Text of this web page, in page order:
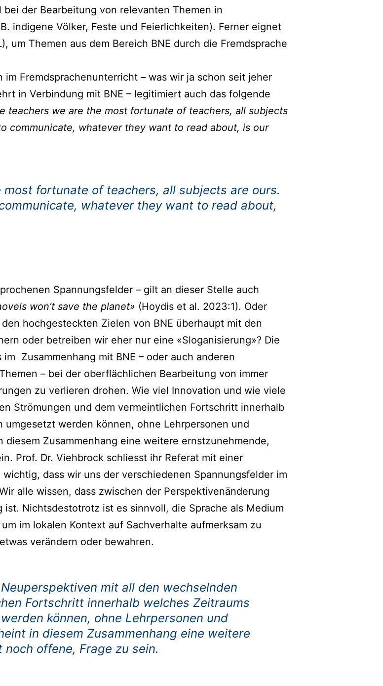
der Bearbeitung von relevanten Themen in
indigene Völker, Feste und Feierlichkeiten). Ferner eignet
um Themen aus dem Bereich BNE durch die Fremdsprache
Fremdsprachenunterricht – was wir ja schon seit jeher
in Verbindung mit BNE – legitimiert auch das folgende
teachers we are the most fortunate of teachers, all subjects
communicate, whatever they want to read about, is our
fortunate of teachers, all subjects are ours.
whatever they want to read about,
Spannungsfelder – gilt an dieser Stelle auch
won’t save the planet» (Hoydis et al. 2023:1). Oder
hochgesteckten Zielen von BNE überhaupt mit den
oder betreiben wir eher nur eine «Sloganisierung»? Die
Zusammenhang mit BNE – oder auch anderen
– bei der oberflächlichen Bearbeitung von immer
zu verlieren drohen. Wie viel Innovation und wie viele
Strömungen und dem vermeintlichen Fortschritt innerhalb
werden können, ohne Lehrpersonen und
Zusammenhang eine weitere ernstzunehmende,
Prof. Dr. Viehbrock schliesst ihr Referat mit einer
dass wir uns der verschiedenen Spannungsfelder im
alle wissen, dass zwischen der Perspektivenänderung
ist. Nichtsdestotrotz ist es sinnvoll, die Sprache als Medium
im lokalen Kontext auf Sachverhalte aufmerksam zu
verändern oder bewahren.
mit all den wechselnden
Fortschritt innerhalb welches Zeitraums
können, ohne Lehrpersonen und
in diesem Zusammenhang eine weitere
offene, Frage zu sein.